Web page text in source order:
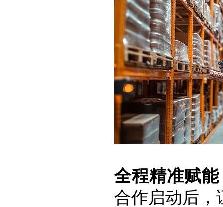
全程精准赋能
合作启动后，